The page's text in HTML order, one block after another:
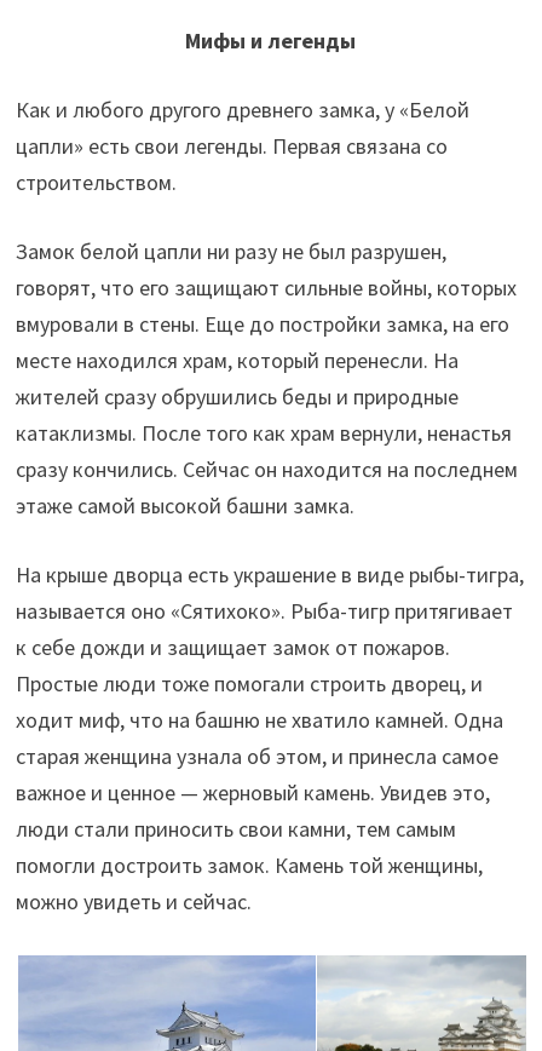
Мифы и легенды
Как и любого другого древнего замка, у «Белой
цапли» есть свои легенды. Первая связана со
строительством.
Замок белой цапли ни разу не был разрушен,
говорят, что его защищают сильные войны, которых
вмуровали в стены. Еще до постройки замка, на его
месте находился храм, который перенесли. На
жителей сразу обрушились беды и природные
катаклизмы. После того как храм вернули, ненастья
сразу кончились. Сейчас он находится на последнем
этаже самой высокой башни замка.
На крыше дворца есть украшение в виде рыбы-тигра,
называется оно «Сятихоко». Рыба-тигр притягивает
к себе дожди и защищает замок от пожаров.
Простые люди тоже помогали строить дворец, и
ходит миф, что на башню не хватило камней. Одна
старая женщина узнала об этом, и принесла самое
важное и ценное — жерновый камень. Увидев это,
люди стали приносить свои камни, тем самым
помогли достроить замок. Камень той женщины,
можно увидеть и сейчас.